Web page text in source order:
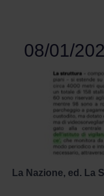
08/01/
La Nazione, ed. La